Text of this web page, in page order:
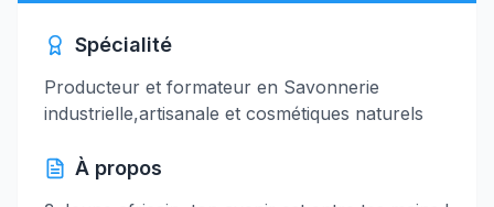
Spécialité
Producteur et formateur en Savonnerie
industrielle,artisanale et cosmétiques naturels
À propos